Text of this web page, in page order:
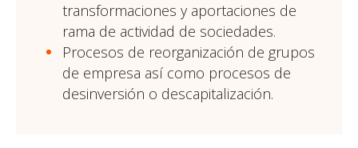
transformaciones y aportaciones de
rama de actividad de sociedades.
Procesos de reorganización de grupos
de empresa así como procesos de
desinversión o descapitalización.